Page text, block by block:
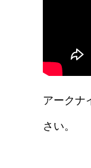
アークナ
さい。